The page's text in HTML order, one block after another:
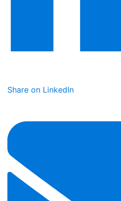
Share on LinkedIn